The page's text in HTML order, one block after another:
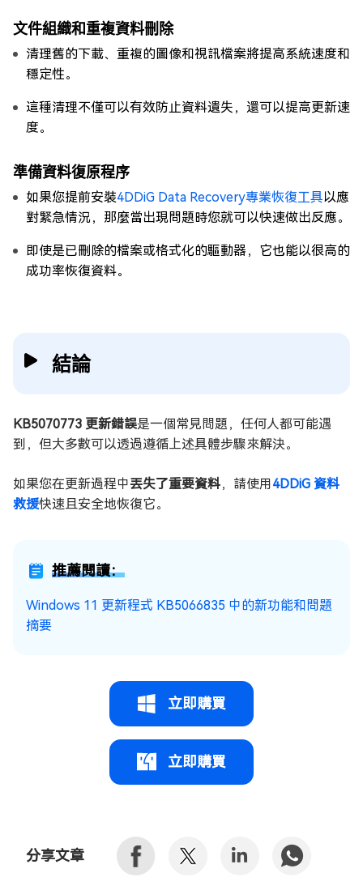
文件組織和重複資料刪除
清理舊的下載、重複的圖像和視訊檔案將提高系統速度和
穩定性。
這種清理不僅可以有效防止資料遺失，還可以提高更新速
度。
準備資料復原程序
如果您提前安裝4DDiG Data Recovery專業恢復工具以應
對緊急情況，那麼當出現問題時您就可以快速做出反應。
即使是已刪除的檔案或格式化的驅動器，它也能以很高的
成功率恢復資料。
結論
KB5070773 更新錯誤是一個常見問題，任何人都可能遇
到，但大多數可以透過遵循上述具體步驟來解決。
如果您在更新過程中丟失了重要資料，請使用 4DDiG 資料
救援快速且安全地恢復它。
推薦閱讀：
Windows 11 更新程式 KB5066835 中的新功能和問題
摘要
立即購買
立即購買
分享文章